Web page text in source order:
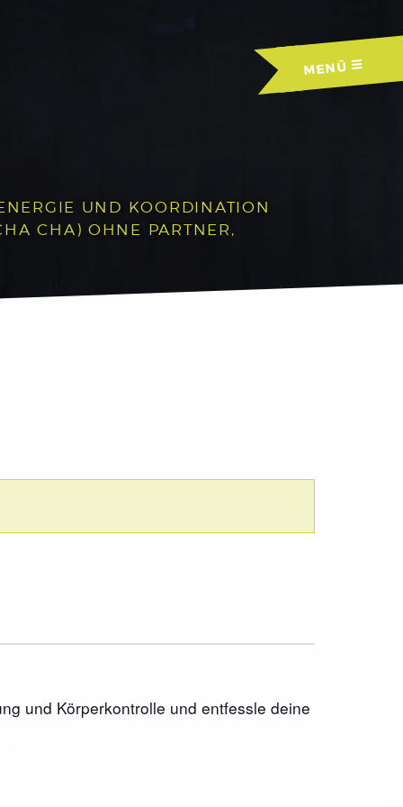
MENÜ
UND KOORDINATION
CHA) OHNE PARTNER,
und Körperkontrolle und entfessle deine